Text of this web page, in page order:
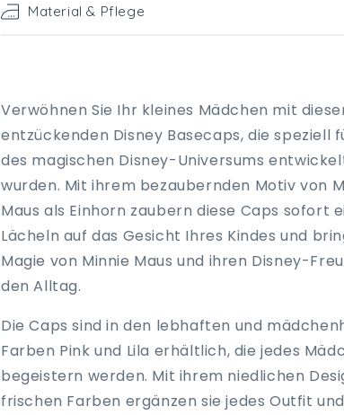
Material & Pflege
Verwöhnen Sie Ihr kleines Mädchen mit
entzückenden Disney Basecaps, die speziell
des magischen Disney-Universums
wurden. Mit ihrem bezaubernden Motiv von
Maus als Einhorn zaubern diese Caps sofort
Lächeln auf das Gesicht Ihres Kindes und
Magie von Minnie Maus und ihren Disney-
den Alltag.
Die Caps sind in den lebhaften und
Farben Pink und Lila erhältlich, die jedes
begeistern werden. Mit ihrem niedlichen
frischen Farben ergänzen sie jedes Outfit und